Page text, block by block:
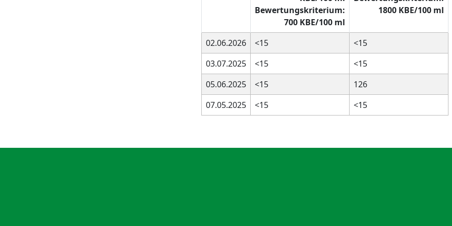
Bewertungskriterium:
700 KBE/100 ml
1800 KBE/100 ml
02.06.2026 <15
<15
03.07.2025
<15
<15
05.06.2025
<15
126
07.05.2025
<15 <15